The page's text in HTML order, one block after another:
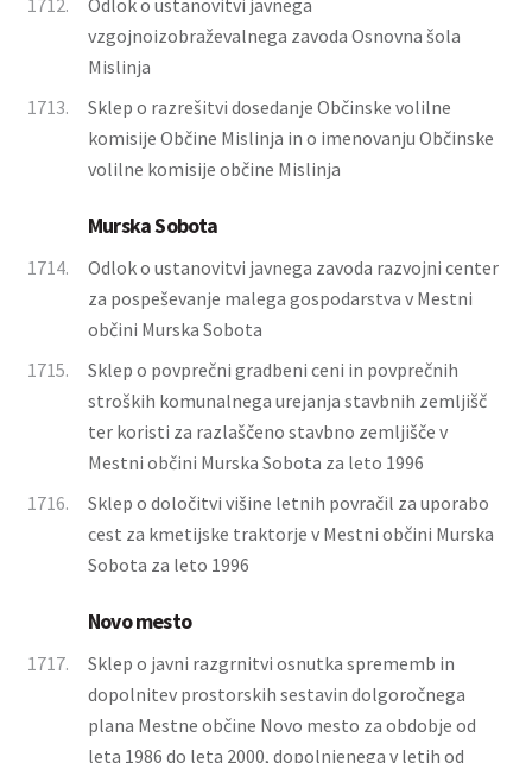
1712.
Odlok o ustanovitvi javnega
vzgojnoizobraževalnega zavoda Osnovna šola
Mislinja
1713.
Sklep o razrešitvi dosedanje Občinske volilne
komisije Občine Mislinja in o imenovanju Občinske
volilne komisije občine Mislinja
Murska Sobota
1714.
Odlok o ustanovitvi javnega zavoda razvojni center
za pospeševanje malega gospodarstva v Mestni
občini Murska Sobota
1715.
Sklep o povprečni gradbeni ceni in povprečnih
stroških komunalnega urejanja stavbnih zemljišč
ter koristi za razlaščeno stavbno zemljišče v
Mestni občini Murska Sobota za leto 1996
1716.
Sklep o določitvi višine letnih povračil za uporabo
cest za kmetijske traktorje v Mestni občini Murska
Sobota za leto 1996
Novo mesto
1717.
Sklep o javni razgrnitvi osnutka sprememb in
dopolnitev prostorskih sestavin dolgoročnega
plana Mestne občine Novo mesto za obdobje od
leta 1986 do leta 2000, dopolnjenega v letih od